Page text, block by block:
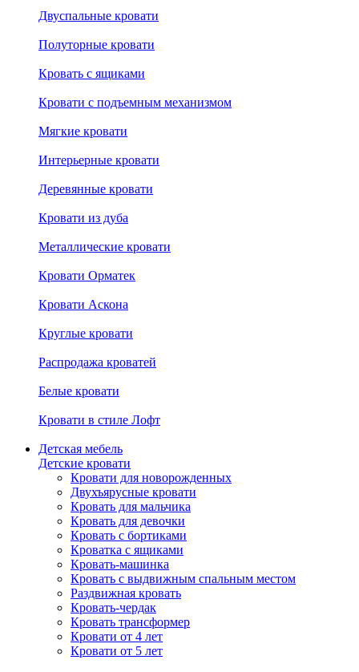
Двуспальные кровати
Полуторные кровати
Кровать с ящиками
Кровати с подъемным механизмом
Мягкие кровати
Интерьерные кровати
Деревянные кровати
Кровати из дуба
Металлические кровати
Кровати Орматек
Кровати Аскона
Круглые кровати
Распродажа кроватей
Белые кровати
Кровати в стиле Лофт
Детская мебель
Детские кровати
Кровати для новорожденных
Двухъярусные кровати
Кровать для мальчика
Кровать для девочки
Кровать с бортиками
Кроватка с ящиками
Кровать-машинка
Кровать с выдвижным спальным местом
Раздвижная кровать
Кровать-чердак
Кровать трансформер
Кровати от 4 лет
Кровати от 5 лет